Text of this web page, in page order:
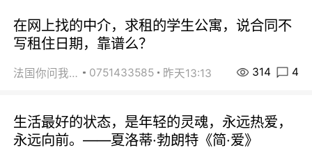
在网上找的中介，求租的学生公寓，说合同不
写租住日期，靠谱么？
法国你问我答 0751433585 昨天13:13 314 4
生活最好的状态，是年轻的灵魂，永远热爱，
永远向前。——夏洛蒂·勃朗特《简·爱》